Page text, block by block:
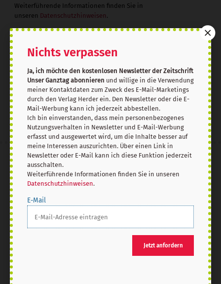
Weiterführende Informationen finden Sie in
unseren Datenschutzhinweisen .
E-Mail
Jetzt anmelden
AGB und Widerrufsbelehrung
Barrierefreiheit
Impressum
Vertrag widerrufen
Nichts verpassen
Ja, ich möchte den kostenlosen Newsletter der Zeitschrift
Unser Ganztag abonnieren und willige in die Verwendung
meiner Kontaktdaten zum Zweck des E-Mail-Marketings
durch den Verlag Herder ein. Den Newsletter oder die E-
Mail-Werbung kann ich jederzeit abbestellen.
Ich bin einverstanden, dass mein personenbezogenes
Nutzungsverhalten in Newsletter und E-Mail-Werbung
erfasst und ausgewertet wird, um die Inhalte besser auf
meine Interessen auszurichten. Über einen Link in
Newsletter oder E-Mail kann ich diese Funktion jederzeit
ausschalten.
Weiterführende Informationen finden Sie in unseren
Datenschutzhinweisen.
E-Mail
Jetzt anfordern